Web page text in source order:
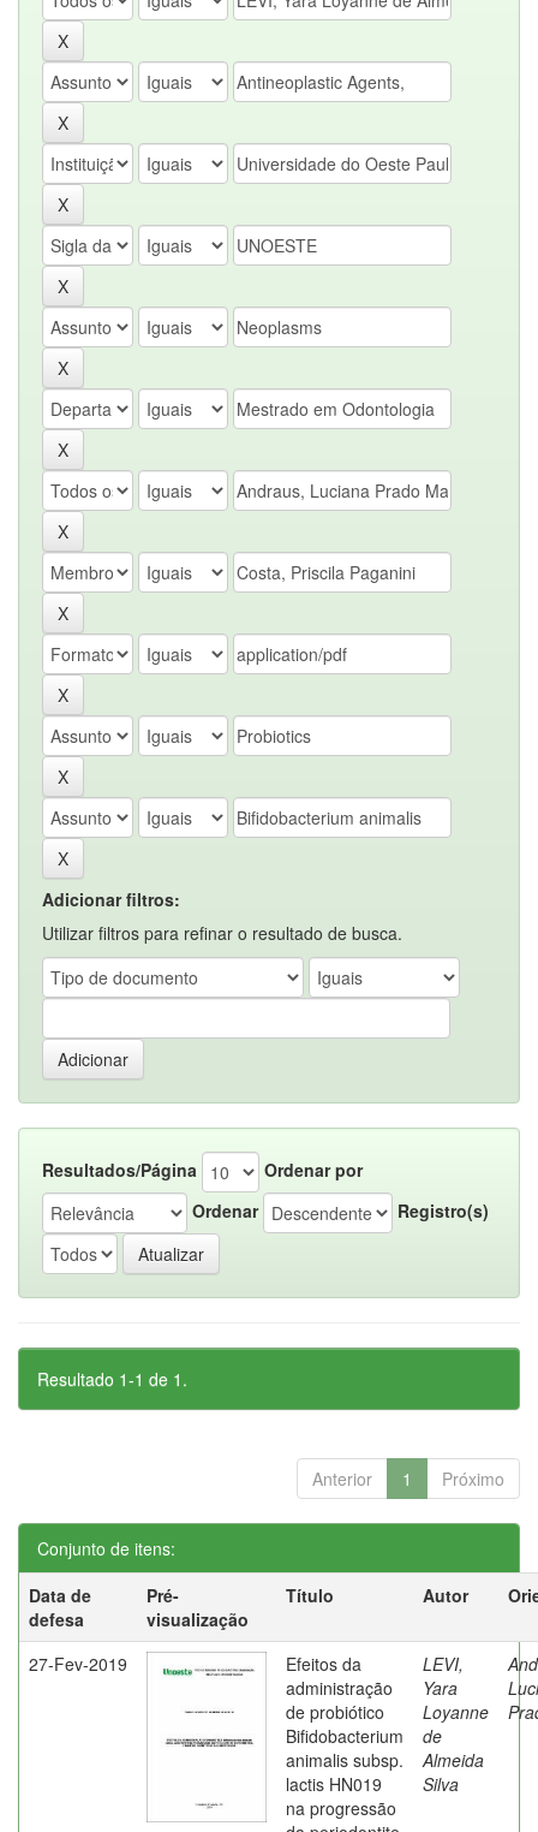
Adicionar filtros:
Utilizar filtros para refinar o resultado de busca.
Resultados/Página
Ordenar por
Ordenar
Registro(s)
Resultado 1-1 de 1.
Anterior 1 Próximo
Conjunto de itens:
Data de
defesa
Pré-
visualização
Título Autor
27-Fev-2019
Efeitos da
administração
de probiótico
Bifidobacterium
animalis subsp.
lactis HN019
na progressão
LEVI,
Yara
Loyanne
de
Almeida
Silva